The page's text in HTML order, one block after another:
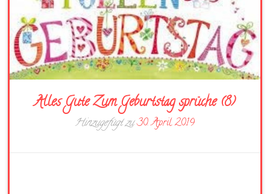
Alles Gute Zum Geburtstag sprüche (8)
Hinzugefügt zu30. April 2019